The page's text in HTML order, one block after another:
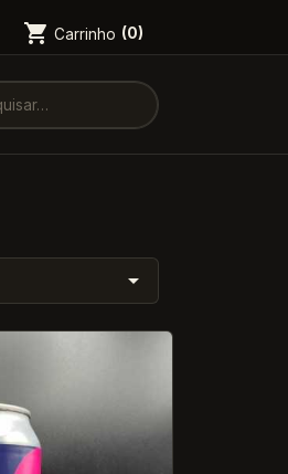
shopping_cart Carrinho (0)
